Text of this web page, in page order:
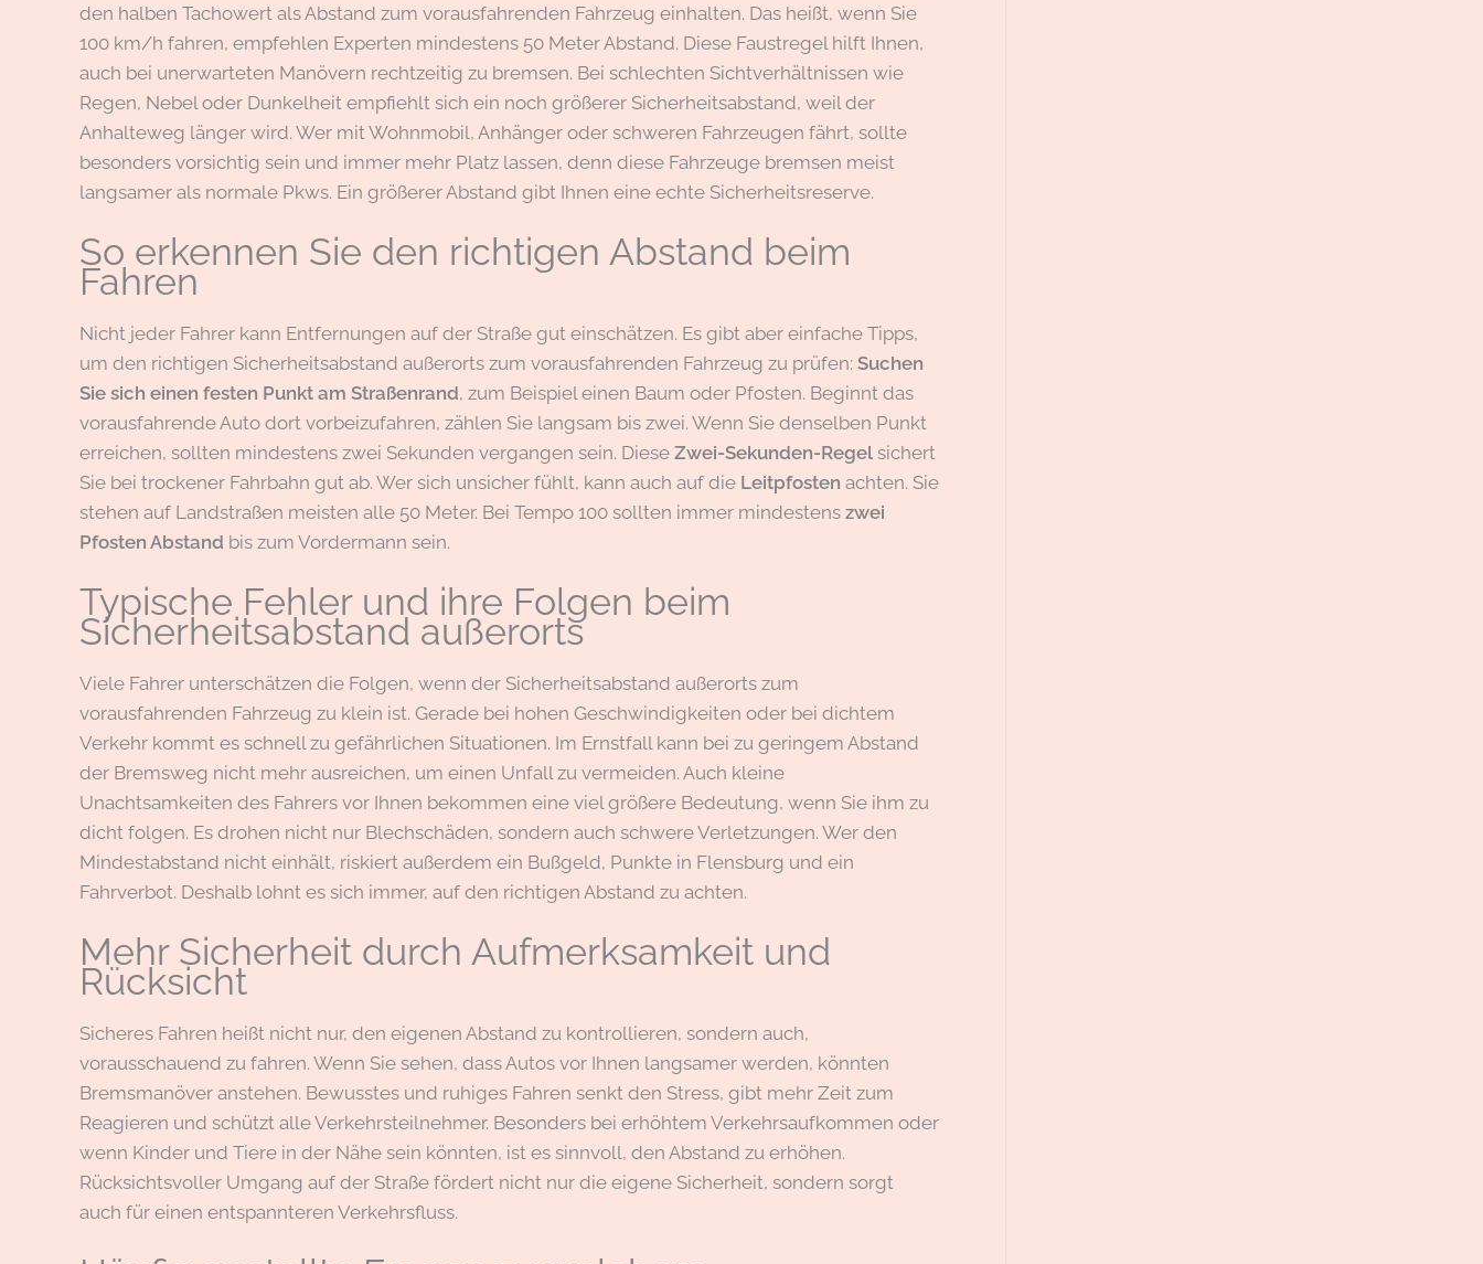
den halben Tachowert als Abstand zum vorausfahrenden Fahrzeug einhalten. Das heißt, wenn Sie
100 km/h fahren, empfehlen Experten mindestens 50 Meter Abstand. Diese Faustregel hilft Ihnen,
auch bei unerwarteten Manövern rechtzeitig zu bremsen. Bei schlechten Sichtverhältnissen wie
Regen, Nebel oder Dunkelheit empfiehlt sich ein noch größerer Sicherheitsabstand, weil der
Anhalteweg länger wird. Wer mit Wohnmobil, Anhänger oder schweren Fahrzeugen fährt, sollte
besonders vorsichtig sein und immer mehr Platz lassen, denn diese Fahrzeuge bremsen meist
langsamer als normale Pkws. Ein größerer Abstand gibt Ihnen eine echte Sicherheitsreserve.
So erkennen Sie den richtigen Abstand beim
Fahren
Nicht jeder Fahrer kann Entfernungen auf der Straße gut einschätzen. Es gibt aber einfache Tipps,
um den richtigen Sicherheitsabstand außerorts zum vorausfahrenden Fahrzeug zu prüfen: Suchen
Sie sich einen festen Punkt am Straßenrand, zum Beispiel einen Baum oder Pfosten. Beginnt das
vorausfahrende Auto dort vorbeizufahren, zählen Sie langsam bis zwei. Wenn Sie denselben Punkt
erreichen, sollten mindestens zwei Sekunden vergangen sein. Diese Zwei-Sekunden-Regel sichert
Sie bei trockener Fahrbahn gut ab. Wer sich unsicher fühlt, kann auch auf die Leitpfosten achten. Sie
stehen auf Landstraßen meisten alle 50 Meter. Bei Tempo 100 sollten immer mindestens zwei
Pfosten Abstand bis zum Vordermann sein.
Typische Fehler und ihre Folgen beim
Sicherheitsabstand außerorts
Viele Fahrer unterschätzen die Folgen, wenn der Sicherheitsabstand außerorts zum
vorausfahrenden Fahrzeug zu klein ist. Gerade bei hohen Geschwindigkeiten oder bei dichtem
Verkehr kommt es schnell zu gefährlichen Situationen. Im Ernstfall kann bei zu geringem Abstand
der Bremsweg nicht mehr ausreichen, um einen Unfall zu vermeiden. Auch kleine
Unachtsamkeiten des Fahrers vor Ihnen bekommen eine viel größere Bedeutung, wenn Sie ihm zu
dicht folgen. Es drohen nicht nur Blechschäden, sondern auch schwere Verletzungen. Wer den
Mindestabstand nicht einhält, riskiert außerdem ein Bußgeld, Punkte in Flensburg und ein
Fahrverbot. Deshalb lohnt es sich immer, auf den richtigen Abstand zu achten.
Mehr Sicherheit durch Aufmerksamkeit und
Rücksicht
Sicheres Fahren heißt nicht nur, den eigenen Abstand zu kontrollieren, sondern auch,
vorausschauend zu fahren. Wenn Sie sehen, dass Autos vor Ihnen langsamer werden, könnten
Bremsmanöver anstehen. Bewusstes und ruhiges Fahren senkt den Stress, gibt mehr Zeit zum
Reagieren und schützt alle Verkehrsteilnehmer. Besonders bei erhöhtem Verkehrsaufkommen oder
wenn Kinder und Tiere in der Nähe sein könnten, ist es sinnvoll, den Abstand zu erhöhen.
Rücksichtsvoller Umgang auf der Straße fördert nicht nur die eigene Sicherheit, sondern sorgt
auch für einen entspannteren Verkehrsfluss.